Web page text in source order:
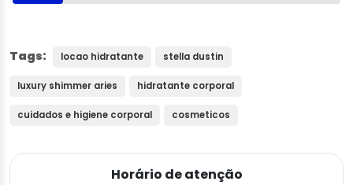
Tags: locao hidratante stella dustin
luxury shimmer aries hidratante corporal
cuidados e higiene corporal cosmeticos
Horário de atenção